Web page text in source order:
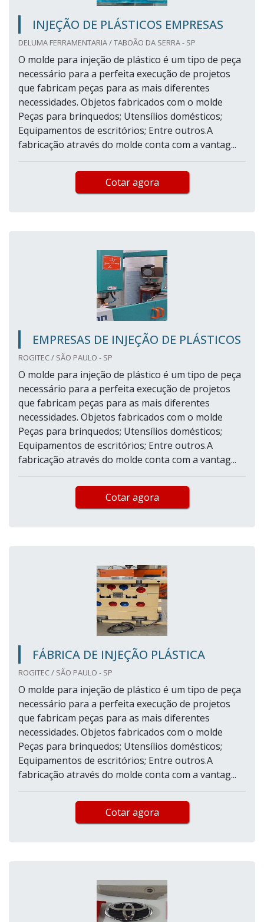
INJEÇÃO DE PLÁSTICOS EMPRESAS
DELUMA FERRAMENTARIA / TABOÃO DA SERRA - SP
O molde para injeção de plástico é um tipo de peça
necessário para a perfeita execução de projetos
que fabricam peças para as mais diferentes
necessidades. Objetos fabricados com o molde
Peças para brinquedos; Utensílios domésticos;
Equipamentos de escritórios; Entre outros.A
fabricação através do molde conta com a vantag...
Cotar agora
EMPRESAS DE INJEÇÃO DE PLÁSTICOS
ROGITEC / SÃO PAULO - SP
O molde para injeção de plástico é um tipo de peça
necessário para a perfeita execução de projetos
que fabricam peças para as mais diferentes
necessidades. Objetos fabricados com o molde
Peças para brinquedos; Utensílios domésticos;
Equipamentos de escritórios; Entre outros.A
fabricação através do molde conta com a vantag...
Cotar agora
FÁBRICA DE INJEÇÃO PLÁSTICA
ROGITEC / SÃO PAULO - SP
O molde para injeção de plástico é um tipo de peça
necessário para a perfeita execução de projetos
que fabricam peças para as mais diferentes
necessidades. Objetos fabricados com o molde
Peças para brinquedos; Utensílios domésticos;
Equipamentos de escritórios; Entre outros.A
fabricação através do molde conta com a vantag...
Cotar agora